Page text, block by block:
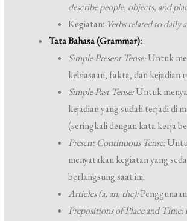
describe people, objects, and
Kegiatan: Verbs related to daily
Tata Bahasa (Grammar):
Simple Present Tense:Untuk
kebiasaan, fakta, dan kejadian
Simple Past Tense:Untuk
kejadian yang sudah terjadi di
(seringkali dengan kata kerja
Present Continuous Tense:
menyatakan kegiatan yang
berlangsung saat ini.
Articles (a, an, the):
Prepositions of Place and Time: